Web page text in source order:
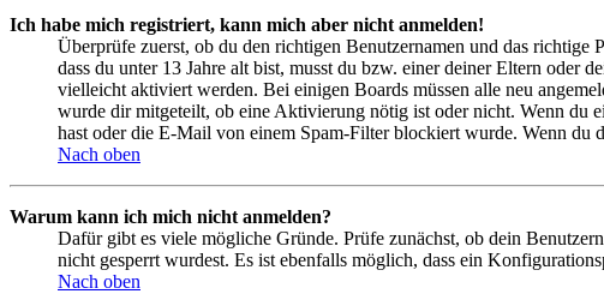
Ich habe mich registriert, kann mich aber nicht anmelden!
Überprüfe zuerst, ob du den richtigen Benutzernamen und das richtige
dass du unter 13 Jahre alt bist, musst du bzw. einer deiner Eltern oder
vielleicht aktiviert werden. Bei einigen Boards müssen alle neu
wurde dir mitgeteilt, ob eine Aktivierung nötig ist oder nicht. Wenn du
hast oder die E-Mail von einem Spam-Filter blockiert wurde. Wenn du
Nach oben
Warum kann ich mich nicht anmelden?
Dafür gibt es viele mögliche Gründe. Prüfe zunächst, ob dein
nicht gesperrt wurdest. Es ist ebenfalls möglich, dass ein
Nach oben